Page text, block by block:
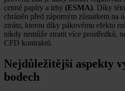
cenné papíry a trhy (ESMA). Díky
chráněn před záporným zůstatkem na
ztrátu, kterou díky pákovému efektu
nikdy nemůže ztratit více prostředků,
CFD kontraktů.
Nejdůležitější aspekty
bodech